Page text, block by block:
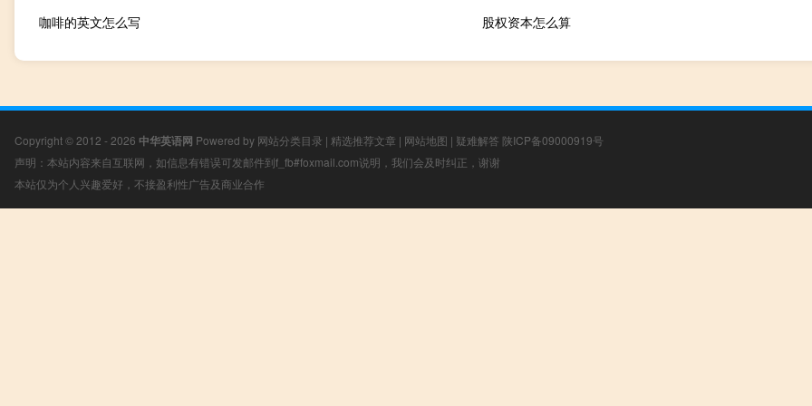
咖啡的英文怎么写
股权资本怎么算
Copyright © 2012 - 2026 中华英语网 Powered by 网站分类目录 | 精选推荐文章 | 网站地图 | 疑难解答 陕ICP备09000919号
声明：本站内容来自互联网，如信息有错误可发邮件到f_fb#foxmail.com说明，我们会及时纠正，谢谢
本站仅为个人兴趣爱好，不接盈利性广告及商业合作